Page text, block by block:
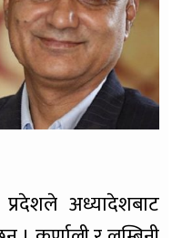
अध्यादेशबाट